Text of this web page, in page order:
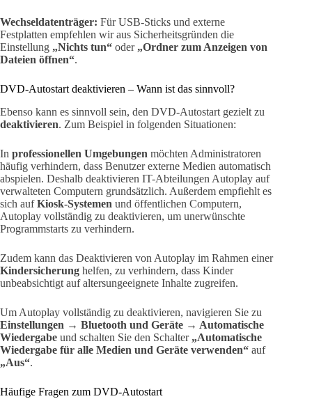
Wechseldatenträger: Für USB-Sticks und externe
Festplatten empfehlen wir aus Sicherheitsgründen die
Einstellung „Nichts tun“ oder „Ordner zum Anzeigen von
Dateien öffnen“.
DVD-Autostart deaktivieren – Wann ist das sinnvoll?
Ebenso kann es sinnvoll sein, den DVD-Autostart gezielt zu
deaktivieren. Zum Beispiel in folgenden Situationen:
In professionellen Umgebungen möchten Administratoren
häufig verhindern, dass Benutzer externe Medien automatisch
abspielen. Deshalb deaktivieren IT-Abteilungen Autoplay auf
verwalteten Computern grundsätzlich. Außerdem empfiehlt es
sich aufKiosk-Systemen und öffentlichen Computern,
Autoplay vollständig zu deaktivieren, um unerwünschte
Programmstarts zu verhindern.
Zudem kann das Deaktivieren von Autoplay im Rahmen einer
Kindersicherung helfen, zu verhindern, dass Kinder
unbeabsichtigt auf altersungeeignete Inhalte zugreifen.
Um Autoplay vollständig zu deaktivieren, navigieren Sie zu
Einstellungen → Bluetooth und Geräte → Automatische
Wiedergabe und schalten Sie den Schalter „Automatische
Wiedergabe für alle Medien und Geräte verwenden“ auf
„Aus“.
Häufige Fragen zum DVD-Autostart